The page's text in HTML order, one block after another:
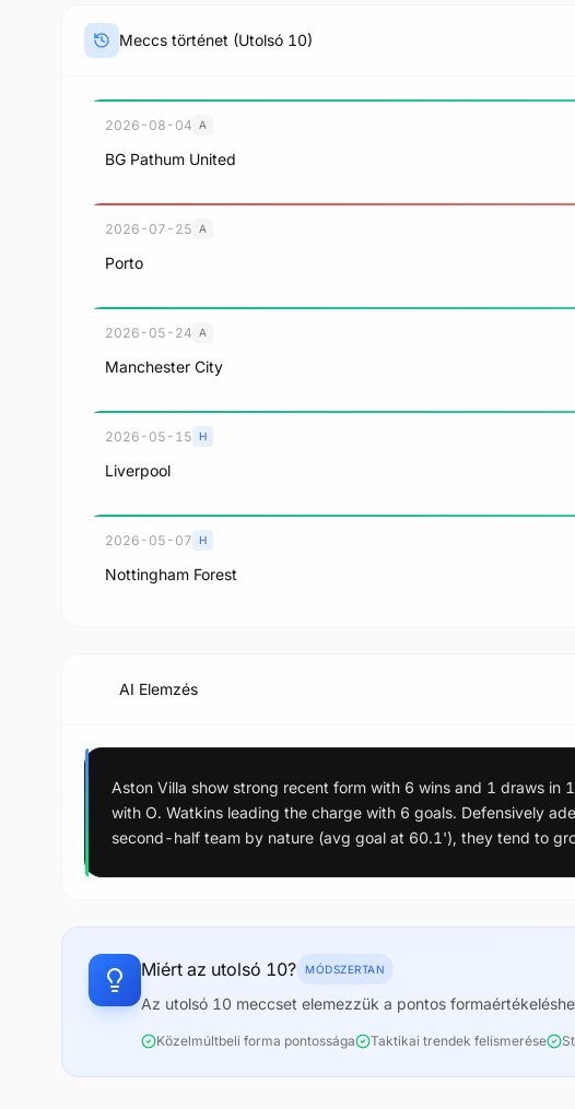
Meccs történet (Utolsó 10)
2026-08-04 A
BG Pathum United
2026-07-25 A
Porto
2026-05-24 A
Manchester City
2026-05-15 H
Liverpool
2026-05-07 H
Nottingham Forest
AI Elemzés
Aston Villa show strong recent form with 6 wins and 1 draws
with O. Watkins leading the charge with 6 goals. Defensively
second-half team by nature (avg goal at 60.1'), they tend to
Miért az utolsó 10? MÓDSZERTAN
Az utolsó 10 meccset elemezzük a pontos
Közelmúltbeli forma pontossága Taktikai trendek felismerése